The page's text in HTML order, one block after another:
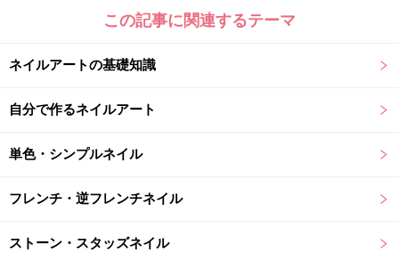
質及び健康状態を十分に考慮し、正しい方法で行ってください。
また、全ての方への有効性を保証するものではありません。
【編集部おすすめの購入サイト】
Amazonでネイルグッズをチェック！
楽天市場でネイルアート用品をチェック！
この記事に関連するテーマ
ネイルアートの基礎知識
自分で作るネイルアート
単色・シンプルネイル
フレンチ・逆フレンチネイル
ストーン・スタッズネイル